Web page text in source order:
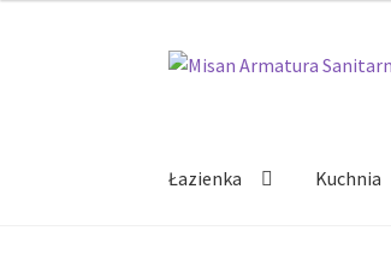
Przejdź
Przejdź
Łazienka Kuchnia